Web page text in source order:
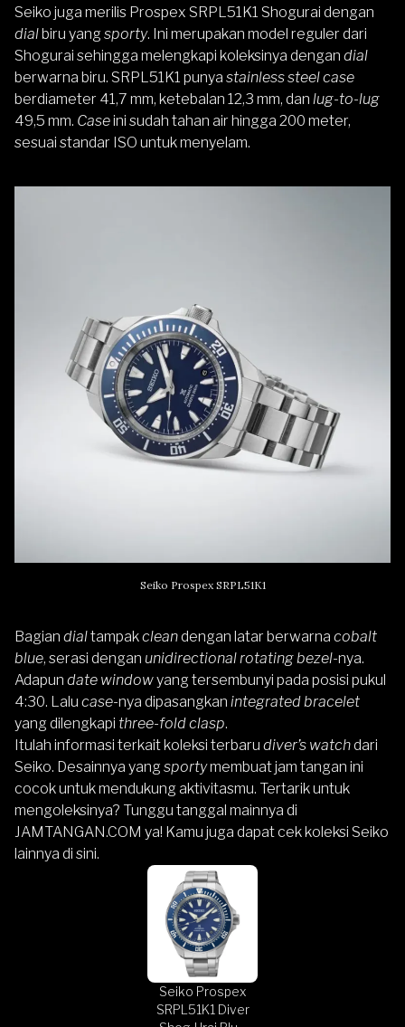
Seiko juga merilis Prospex SRPL51K1 Shogurai dengan
dialbiru yang sporty. Ini merupakan model reguler dari
Shogurai sehingga melengkapi koleksinya dengan dial
berwarna biru. SRPL51K1 punya stainless steel case
berdiameter 41,7 mm, ketebalan 12,3 mm, dan lug-to-lug
49,5 mm. Caseini sudah tahan air hingga 200 meter,
sesuai standar ISO untuk menyelam.
Seiko Prospex SRPL51K1
Bagian dialtampakcleandengan latar berwarna cobalt
blue, serasi dengan unidirectional rotating bezel-nya.
Adapun date windowyang tersembunyi pada posisi pukul
4:30. Lalu case-nya dipasangkan integrated bracelet
yang dilengkapi three-fold clasp.
Itulah informasi terkait koleksi terbaru diver’s watchdari
Seiko. Desainnya yang sportymembuat jam tangan ini
cocok untuk mendukung aktivitasmu. Tertarik untuk
mengoleksinya? Tunggu tanggal mainnya di
JAMTANGAN.COM ya! Kamu juga dapatcek koleksi Seiko
lainnya di sini.
Seiko Prospex
SRPL51K1 Diver